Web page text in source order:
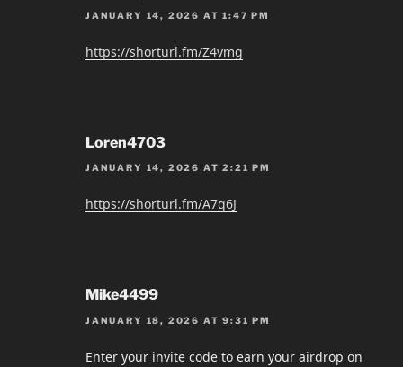
JANUARY 14, 2026 AT 1:47 PM
https://shorturl.fm/Z4vmg
Loren4703
JANUARY 14, 2026 AT 2:21 PM
https://shorturl.fm/A7q6J
Mike4499
JANUARY 18, 2026 AT 9:31 PM
Enter your invite code to earn your airdrop on